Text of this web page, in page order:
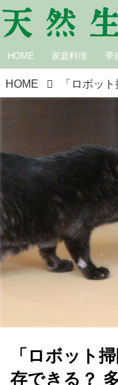
HOME 家庭料理 季
HOME
「ロボット
存できる？